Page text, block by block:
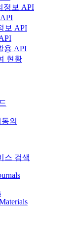
정보 API
보 API
용 API
현황
의
스 검색